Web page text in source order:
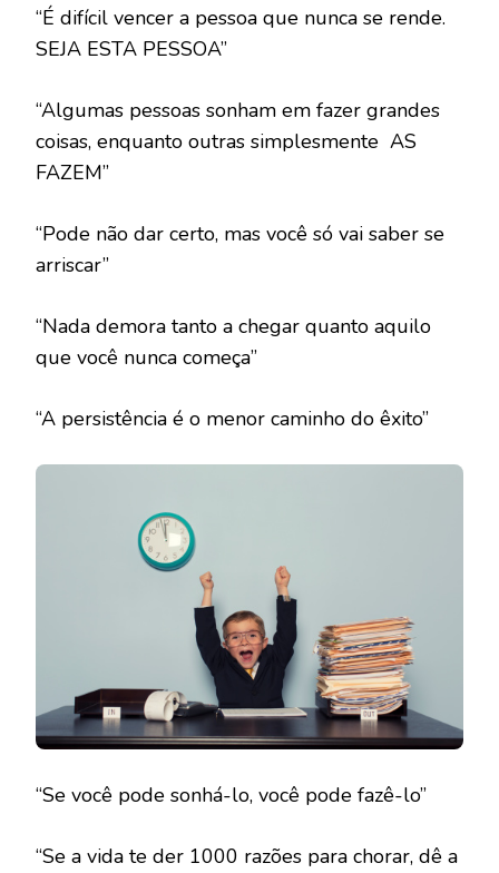
“É difícil vencer a pessoa que nunca se rende.
SEJA ESTA PESSOA”
“Algumas pessoas sonham em fazer grandes
coisas, enquanto outras simplesmente AS
FAZEM”
“Pode não dar certo, mas você só vai saber se
arriscar”
“Nada demora tanto a chegar quanto aquilo
que você nunca começa”
“A persistência é o menor caminho do êxito”
“Se você pode sonhá-lo, você pode fazê-lo”
“Se a vida te der 1000 razões para chorar, dê a